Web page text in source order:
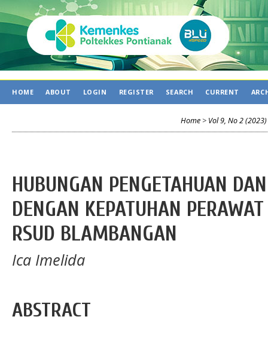
HOME ABOUT LOGIN REGISTER SEARCH CURRENT
Home > Vol 9, No 2 (2023)
HUBUNGAN PENGETAHUAN
DENGAN KEPATUHAN
RSUD BLAMBANGAN
Ica Imelida
ABSTRACT